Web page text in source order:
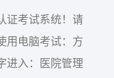
证考试系统！请
用电脑考试：方
进入：医院管理